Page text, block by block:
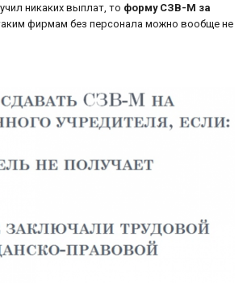
никаких выплат, то форму СЗВ-М за
фирмам без персонала можно вообще не